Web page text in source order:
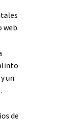
web.
un
de